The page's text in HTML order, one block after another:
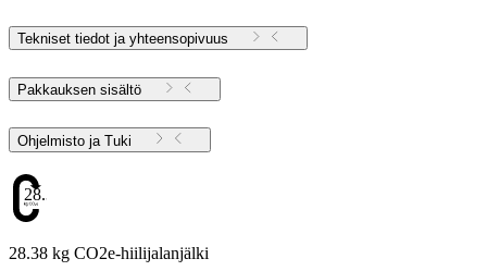
Tekniset tiedot ja yhteensopivuus
Pakkauksen sisältö
Ohjelmisto ja Tuki
28.38
28.38 kg CO2e-hiilijalanjälki